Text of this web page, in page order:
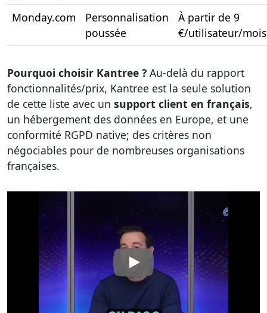
Monday.com
Personnalisation
poussée
À partir de 9
€/utilisateur/mois
Pourquoi choisir Kantree ? Au-delà du rapport
fonctionnalités/prix, Kantree est la seule solution
de cette liste avec un support client en français,
un hébergement des données en Europe, et une
conformité RGPD native; des critères non
négociables pour de nombreuses organisations
françaises.